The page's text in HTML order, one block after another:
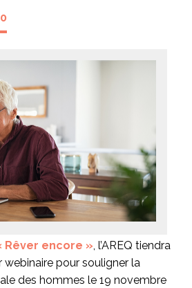
Rêver encore », l’AREQ tiendra
pour souligner la
des hommes le 19 novembre